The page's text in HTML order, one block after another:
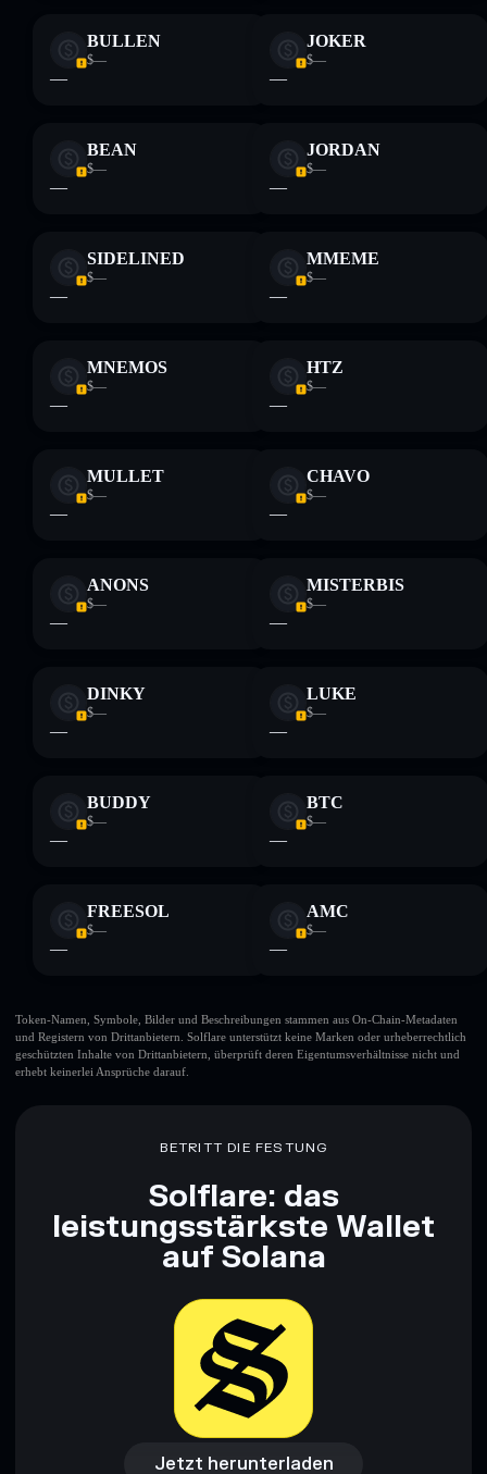
bereitgestellt von rugcheck.xyz.
BULLEN
$—
—
JOKER
$—
—
BEAN
$—
—
JORDAN
$—
—
SIDELINED
$—
—
MMEME
$—
—
MNEMOS
$—
—
HTZ
$—
—
MULLET
$—
—
CHAVO
$—
—
ANONS
$—
—
MISTERBIS
$—
—
DINKY
$—
—
LUKE
$—
—
BUDDY
$—
—
BTC
$—
—
FREESOL
$—
—
AMC
$—
—
Token-Namen, Symbole, Bilder und Beschreibungen stammen aus On-Chain-Metadaten
und Registern von Drittanbietern. Solflare unterstützt keine Marken oder urheberrechtlich
geschützten Inhalte von Drittanbietern, überprüft deren Eigentumsverhältnisse nicht und
erhebt keinerlei Ansprüche darauf.
BETRITT DIE FESTUNG
Solflare: das
leistungsstärkste Wallet
auf Solana
Jetzt herunterladen
Jetzt herunterladen
Zugriff auf die Wallet